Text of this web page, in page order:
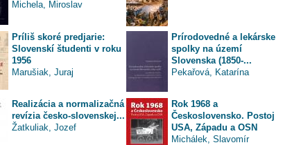
Michela, Miroslav
Príliš skoré predjarie:
Slovenskí študenti v roku
1956
Marušiak, Juraj
Prírodovedné a lekárske
spolky na území
Slovenska (1850-...
Pekařová, Katarína
Realizácia a normalizačná
revízia česko-slovenskej...
Žatkuliak, Jozef
Rok 1968 a
Československo. Postoj
USA, Západu a OSN
Michálek, Slavomír